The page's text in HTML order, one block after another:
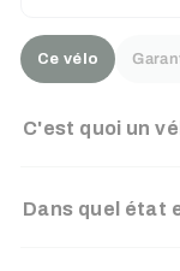
Ce vélo
C'est quoi un
Dans quel état